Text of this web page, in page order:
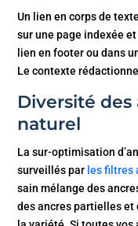
Un lien en corps de
sur une page indexée
lien en footer ou dans
Le contexte
Diversité
naturel
La sur-optimisation
surveillés par les filtres
sain mélange des
des ancres partielles et